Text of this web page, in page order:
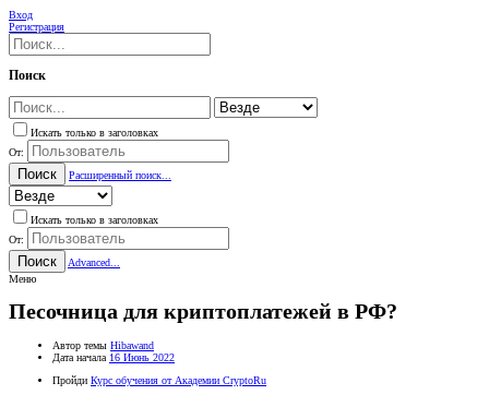
Вход
Регистрация
Поиск
Искать только в заголовках
От:
Поиск Расширенный поиск...
Искать только в заголовках
От:
Поиск
Advanced...
Меню
Песочница для криптоплатежей в РФ?
Автор темы Hibawand
Дата начала 16 Июнь 2022
Пройди Курс обучения от Академии CryptoRu